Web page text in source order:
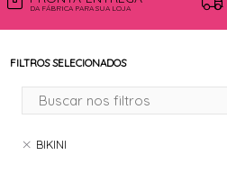
DA FÁBRICA PARA SUA LOJA
FILTROS SELECIONADOS
BIKINI